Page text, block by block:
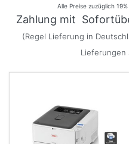
Alle Preise zuzüglich
Zahlung mit
(Regel Lieferung in
Lieferungen